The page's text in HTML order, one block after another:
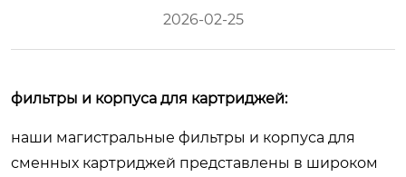
2026-02-25
фильтры и корпуса для картриджей:
наши магистральные фильтры и корпуса для
сменных картриджей представлены в широком